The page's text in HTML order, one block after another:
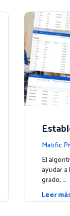
a tus
Matific
la
El
ayudar
grado, …
Leer